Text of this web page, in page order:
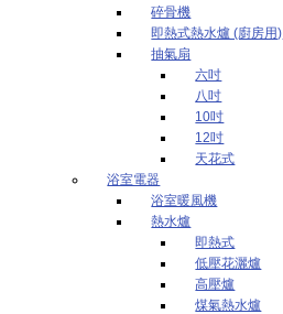
碎骨機
即熱式熱水爐 (廚房用)
抽氣扇
六吋
八吋
10吋
12吋
天花式
浴室電器
浴室暖風機
熱水爐
即熱式
低壓花灑爐
高壓爐
煤氣熱水爐